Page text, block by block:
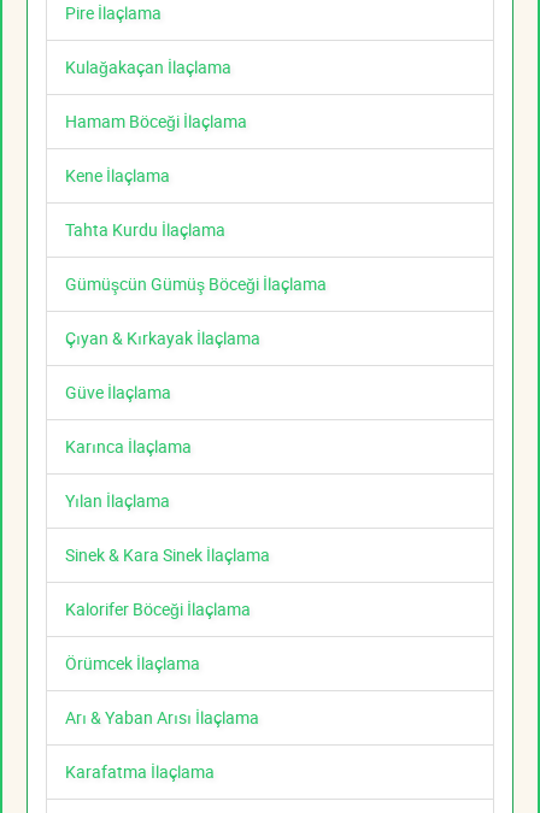
Pire İlaçlama
Kulağakaçan İlaçlama
Hamam Böceği İlaçlama
Kene İlaçlama
Tahta Kurdu İlaçlama
Gümüşcün Gümüş Böceği İlaçlama
Çıyan & Kırkayak İlaçlama
Güve İlaçlama
Karınca İlaçlama
Yılan İlaçlama
Sinek & Kara Sinek İlaçlama
Kalorifer Böceği İlaçlama
Örümcek İlaçlama
Arı & Yaban Arısı İlaçlama
Karafatma İlaçlama